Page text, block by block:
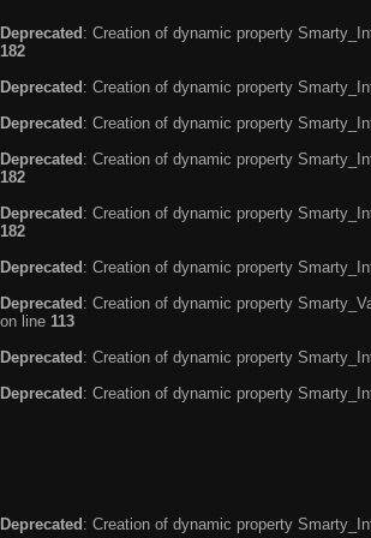
Deprecated : Creation of dynamic property
182
Deprecated : Creation of dynamic property
Deprecated : Creation of dynamic property
Deprecated : Creation of dynamic property
182
Deprecated : Creation of dynamic property
182
Deprecated : Creation of dynamic property
Deprecated : Creation of dynamic property
on line 113
Deprecated : Creation of dynamic property
Deprecated : Creation of dynamic property
Deprecated: Creation of dynamic property